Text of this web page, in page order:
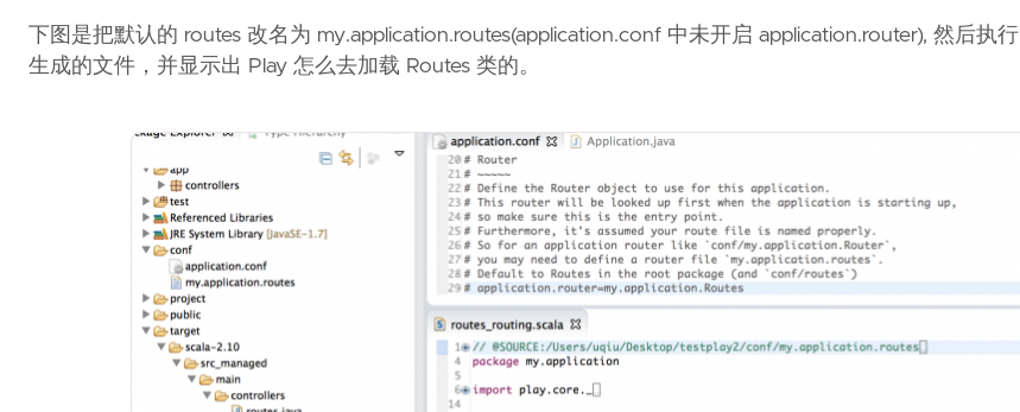
下图是把默认的 routes 改名为 my.application.routes(application.conf 中未开启 application.router), 然后执行
生成的文件，并显示出 Play 怎么去加载 Routes 类的。